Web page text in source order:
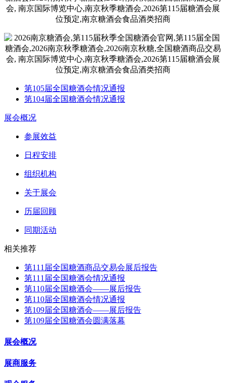
第105届全国糖酒会情况通报
第104届全国糖酒会情况通报
展会概况
参展效益
日程安排
组织机构
关于展会
历届回顾
同期活动
相关推荐
第111届全国糖酒商品交易会展后报告
第111届全国糖酒会情况通报
第110届全国糖酒会——展后报告
第110届全国糖酒会情况通报
第109届全国糖酒会——展后报告
第109届全国糖酒会圆满落幕
展会概况
展商服务